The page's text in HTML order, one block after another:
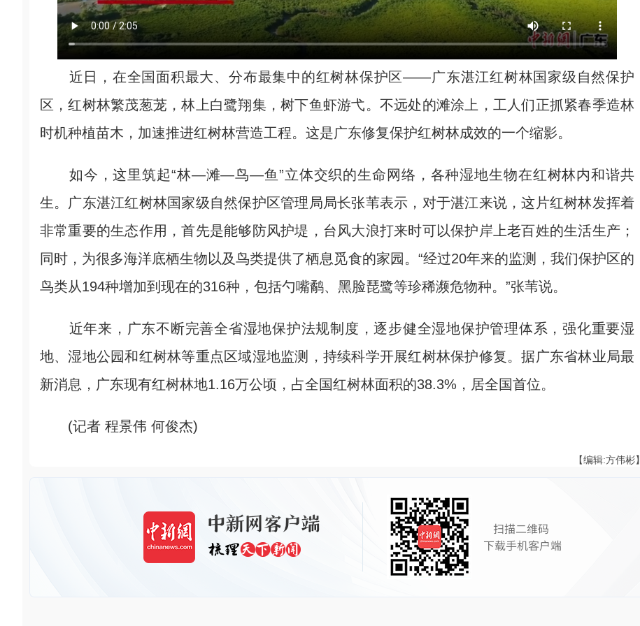
近日，在全国面积最大、分布最集中的红树林保护区——广东湛江红树林国家级自然保护
区，红树林繁茂葱茏，林上白鹭翔集，树下鱼虾游弋。不远处的滩涂上，工人们正抓紧春季造林
时机种植苗木，加速推进红树林营造工程。这是广东修复保护红树林成效的一个缩影。
如今，这里筑起“林—滩—鸟—鱼”立体交织的生命网络，各种湿地生物在红树林内和谐共
生。广东湛江红树林国家级自然保护区管理局局长张苇表示，对于湛江来说，这片红树林发挥着
非常重要的生态作用，首先是能够防风护堤，台风大浪打来时可以保护岸上老百姓的生活生产；
同时，为很多海洋底栖生物以及鸟类提供了栖息觅食的家园。“经过20年来的监测，我们保护区的
鸟类从194种增加到现在的316种，包括勺嘴鹬、黑脸琵鹭等珍稀濒危物种。”张苇说。
近年来，广东不断完善全省湿地保护法规制度，逐步健全湿地保护管理体系，强化重要湿
地、湿地公园和红树林等重点区域湿地监测，持续科学开展红树林保护修复。据广东省林业局最
新消息，广东现有红树林地1.16万公顷，占全国红树林面积的38.3%，居全国首位。
(记者 程景伟 何俊杰)
【编辑:方伟彬】